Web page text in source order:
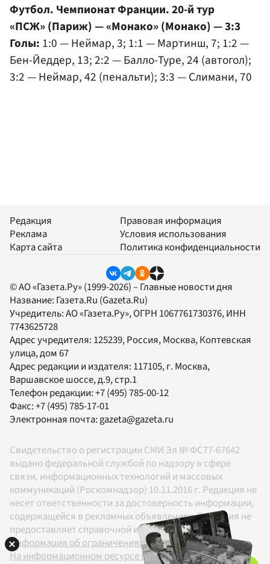
Футбол. Чемпионат Франции. 20-й тур
«ПСЖ» (Париж) — «Монако» (Монако) — 3:3
Голы: 1:0 — Неймар, 3; 1:1 — Мартинш, 7; 1:2 —
Бен-Йеддер, 13; 2:2 — Балло-Туре, 24 (автогол);
3:2 — Неймар, 42 (пенальти); 3:3 — Слимани, 70
Редакция
Реклама
Карта сайта
Правовая информация
Условия использования
Политика конфиденциальности
© АО «Газета.Ру» (1999-2026) – Главные новости дня
Название: Газета.Ru (Gazeta.Ru)
Учредитель:АО «Газета.Ру», ОГРН 1067761730376, ИНН
7743625728
Адрес учредителя: 125239, Россия, Москва, Коптевская
улица, дом 67
Адрес редакции и издателя: 117105, г. Москва,
Варшавское шоссе, д.9, стр.1
Телефон редакции:+7 (495) 785-00-12
Факс:+7 (495) 785-17-01
Электронная почта:gazeta@gazeta.ru
Свидетельство о регистрации СМИ Эл № ФС77-67642
выдано федеральной службой по надзору в сфере
связи, информационных технологий и массовых
коммуникаций (Роскомнадзор) 10.11.2016 г. Редакция не
несет ответственности за достоверность информации,
содержащейся в рекламных объявлениях. Редакция не
предоставляет справочной информации.
Информация об ограничениях
На информационном ресурсе применяются